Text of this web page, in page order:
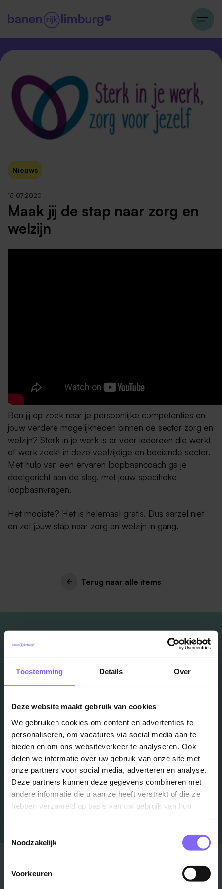
Toestemming Details Over
Deze website maakt gebruik van cookies
We gebruiken cookies om content en advertenties te
personaliseren, om vacatures via social media aan te
bieden en om ons websiteverkeer te analyseren. Ook
delen we informatie over uw gebruik van onze site met
onze partners voor social media, adverteren en analyse.
Deze partners kunnen deze gegevens combineren met
andere informatie die u aan ze heeft verstrekt of die ze
hebben verzameld op basis van uw gebruik van hun
Noodzakelijk
Voorkeuren
Nieuws
15-07-2020
Maak jij de stap naar zorg en
welzijn
Ben jij op zoek naar je persoonlijke competenties en
jouw verdere mogelijkheden binnen de sector zorg en
welzijn? Sterk in je werk is er voor iedereen die werkt
of werk zoekt in deze veelzijdige en boeiende sector.
Met hulp van een ervaren loopbaancoach ga je
doelgericht aan de slag, met jouw specifieke
loopbaanvragen.
Het mooiste? Het is helemaal gratis. Dus aarzel niet
en zet jouw stap naar zorg en welzijn in gang.
Terug naar alle items
Vacatures
in je mailbox?
Schrijf je in en we houden je op de hoogte
Job Alert instellen